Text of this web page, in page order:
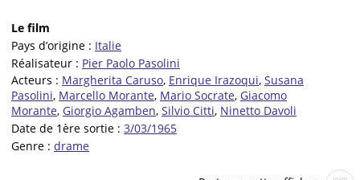
Le film
Pays d’origine : Italie
Réalisateur : Pier Paolo Pasolini
Acteurs : Margherita Caruso, Enrique Irazoqui, Susana
Pasolini, Marcello Morante, Mario Socrate, Giacomo
Morante, Giorgio Agamben, Silvio Citti, Ninetto Davoli
Date de 1ère sortie : 3/03/1965
Genre : drame